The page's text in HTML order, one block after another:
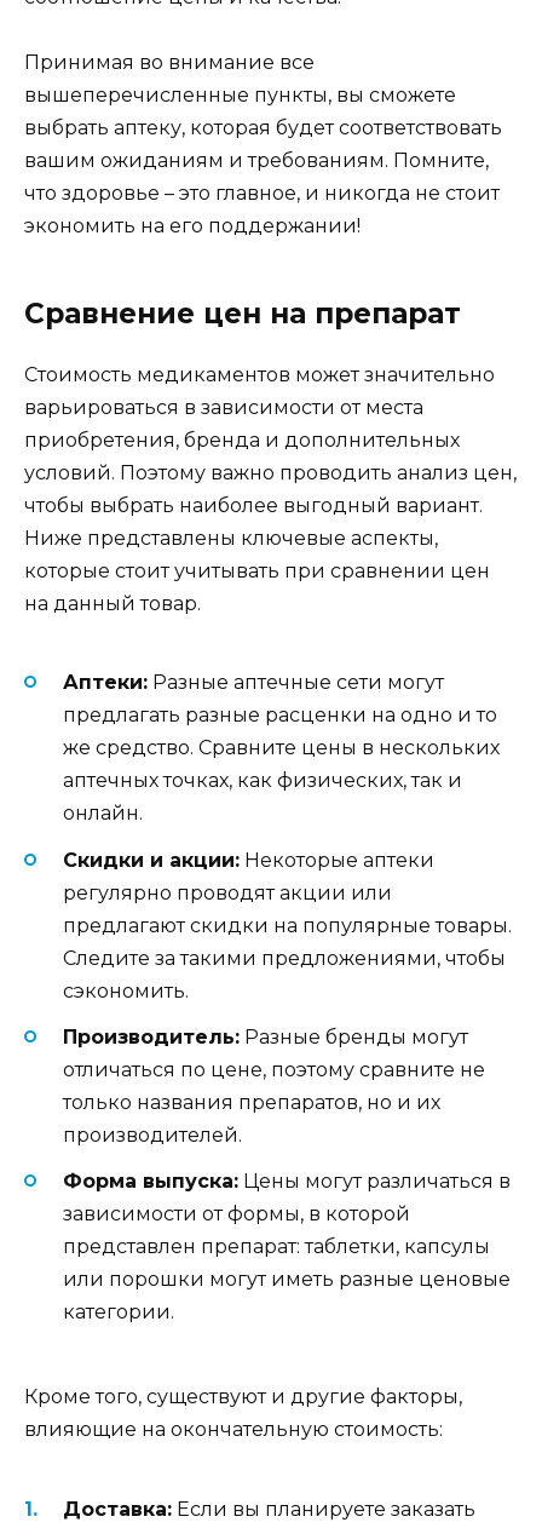
Принимая во внимание все
вышеперечисленные пункты, вы сможете
выбрать аптеку, которая будет соответствовать
вашим ожиданиям и требованиям. Помните,
что здоровье – это главное, и никогда не стоит
экономить на его поддержании!
Сравнение цен на препарат
Стоимость медикаментов может значительно
варьироваться в зависимости от места
приобретения, бренда и дополнительных
условий. Поэтому важно проводить анализ цен,
чтобы выбрать наиболее выгодный вариант.
Ниже представлены ключевые аспекты,
которые стоит учитывать при сравнении цен
на данный товар.
Аптеки: Разные аптечные сети могут
предлагать разные расценки на одно и то
же средство. Сравните цены в нескольких
аптечных точках, как физических, так и
онлайн.
Скидки и акции: Некоторые аптеки
регулярно проводят акции или
предлагают скидки на популярные товары.
Следите за такими предложениями, чтобы
сэкономить.
Производитель: Разные бренды могут
отличаться по цене, поэтому сравните не
только названия препаратов, но и их
производителей.
Форма выпуска: Цены могут различаться в
зависимости от формы, в которой
представлен препарат: таблетки, капсулы
или порошки могут иметь разные ценовые
категории.
Кроме того, существуют и другие факторы,
влияющие на окончательную стоимость:
Доставка: Если вы планируете заказать